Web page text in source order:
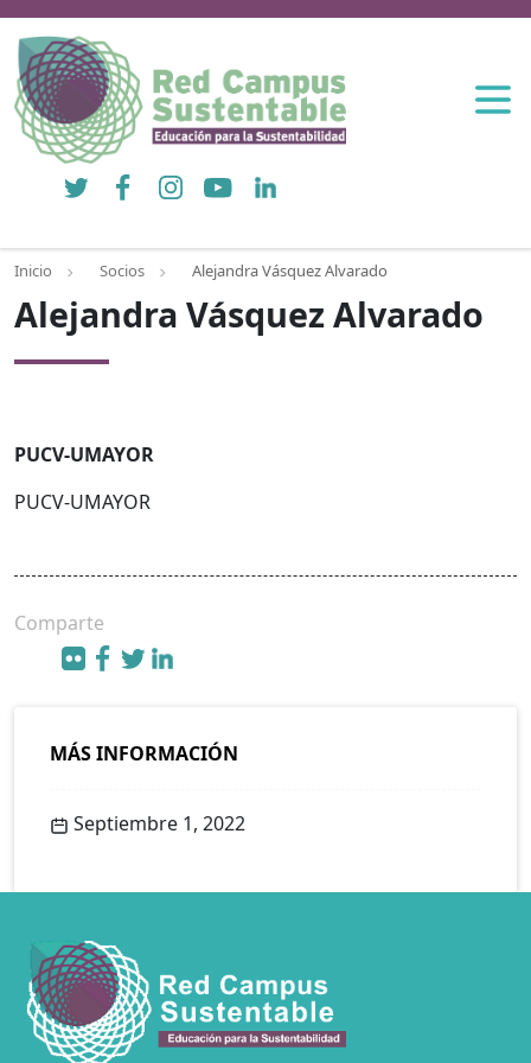
Twitter FacebookInstagramYouTubeLinkedIn
Inicio Socios Alejandra Vásquez Alvarado
Alejandra Vásquez Alvarado
PUCV-UMAYOR
PUCV-UMAYOR
Comparte
MÁS INFORMACIÓN
Septiembre 1, 2022